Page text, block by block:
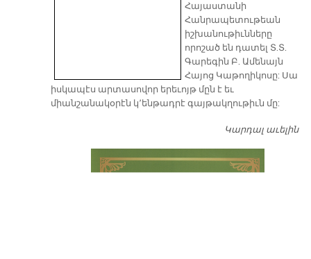
​Հայաստանի
Հանրապետութեան
իշխանութիւնները
որոշած են դատել Տ.Տ.
Գարեգին Բ. Ամենայն
Հայոց Կաթողիկոսը: Սա
իսկապէս արտասովոր երեւոյթ մըն է եւ
միանշանակօրէն կ՚ենթադրէ գայթակղութիւն մը:
Կարդալ աւելին